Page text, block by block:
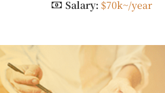
Salary: $70k~/year